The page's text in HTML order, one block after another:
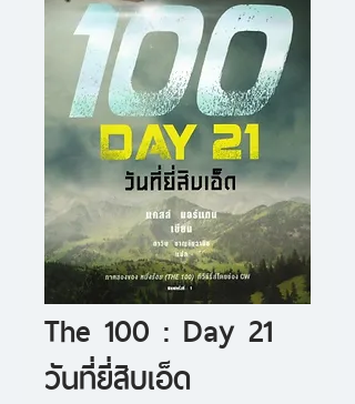
The 100 : Day 21
วันที่ยี่สิบเอ็ด